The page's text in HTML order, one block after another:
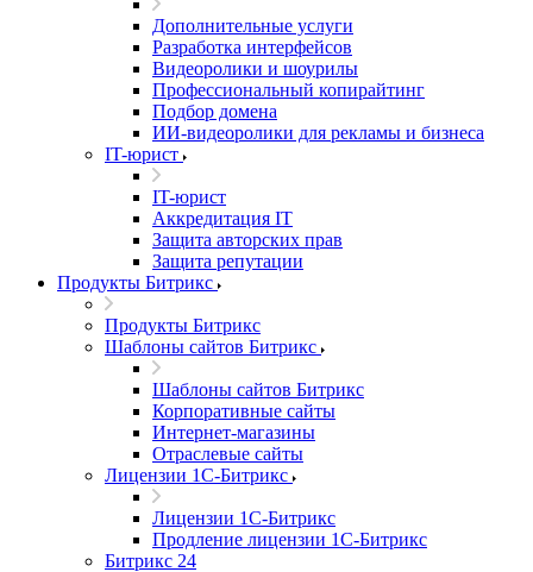
Дополнительные услуги
Разработка интерфейсов
Видеоролики и шоурилы
Профессиональный копирайтинг
Подбор домена
ИИ-видеоролики для рекламы и бизнеса
IT-юрист
IT-юрист
Аккредитация IT
Защита авторских прав
Защита репутации
Продукты Битрикс
Продукты Битрикс
Шаблоны сайтов Битрикс
Шаблоны сайтов Битрикс
Корпоративные сайты
Интернет-магазины
Отраслевые сайты
Лицензии 1С-Битрикс
Лицензии 1С-Битрикс
Продление лицензии 1С-Битрикс
Битрикс 24